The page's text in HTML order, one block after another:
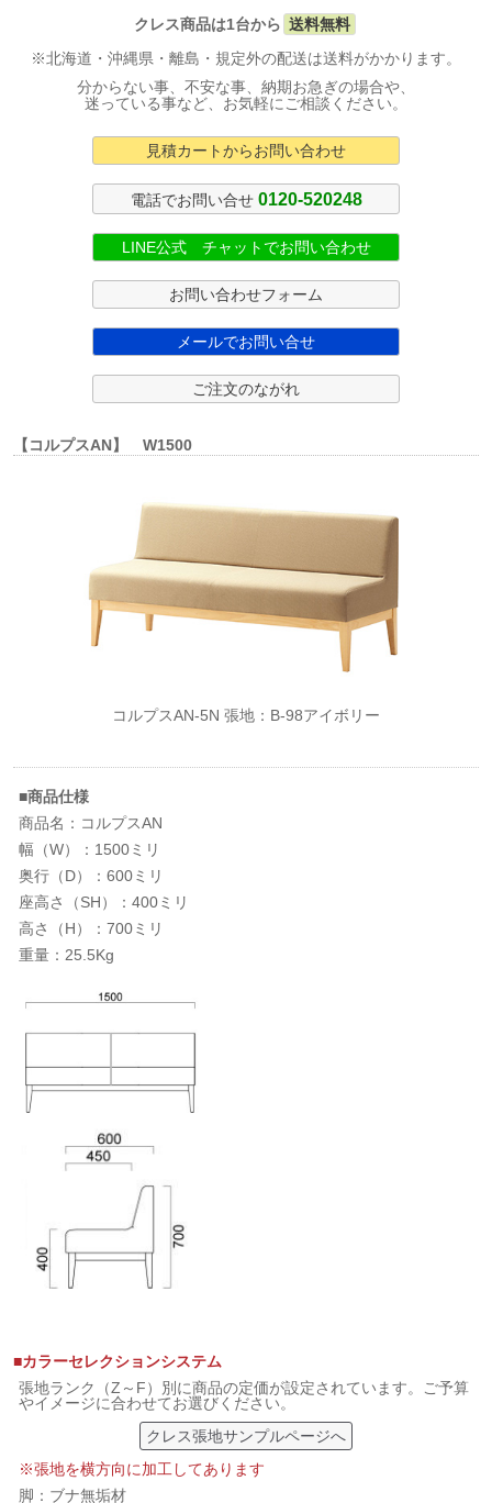
クレス商品は1台から 送料無料
※北海道・沖縄県・離島・規定外の配送は送料がかかります。
分からない事、不安な事、納期お急ぎの場合や、
迷っている事など、お気軽にご相談ください。
見積カートからお問い合わせ
電話でお問い合せ 0120-520248
LINE公式 チャットでお問い合わせ
お問い合わせフォーム
メールでお問い合せ
ご注文のながれ
【コルプスAN】 W1500
コルプスAN-5N 張地：B-98アイボリー
■商品仕様
商品名：コルプスAN
幅（W）：1500ミリ
奥行（D）：600ミリ
座高さ（SH）：400ミリ
高さ（H）：700ミリ
重量：25.5Kg
■カラーセレクションシステム
張地ランク（Z～F）別に商品の定価が設定されています。ご予算
やイメージに合わせてお選びください。
クレス張地サンプルページへ
※張地を横方向に加工してあります
脚：ブナ無垢材